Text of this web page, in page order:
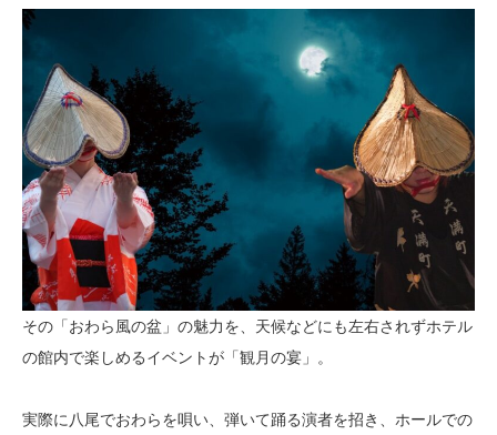
その「おわら風の盆」の魅力を、天候などにも左右されずホテル
の館内で楽しめるイベントが「観月の宴」。
実際に八尾でおわらを唄い、弾いて踊る演者を招き、ホールでの